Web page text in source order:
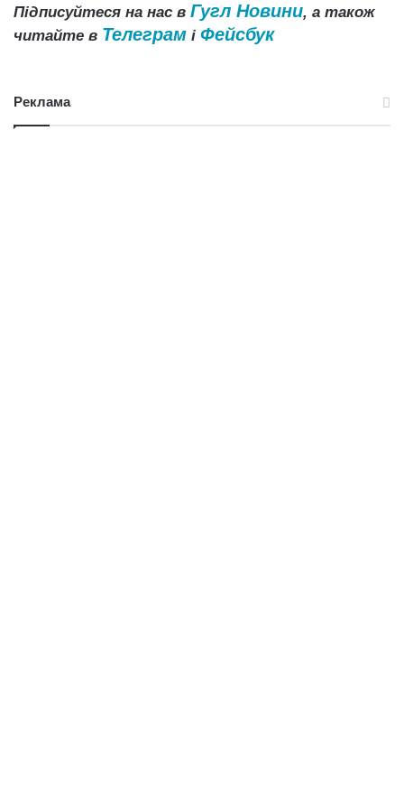
Підписуйтеся на нас в Гугл Новини, а також
читайте в Телеграм і Фейсбук
Реклама